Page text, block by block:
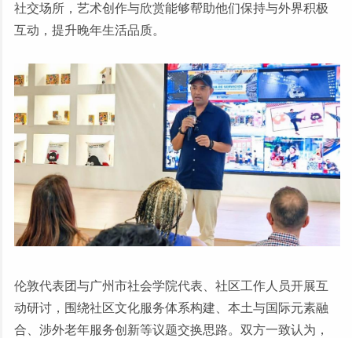
社交场所，艺术创作与欣赏能够帮助他们保持与外界积极
互动，提升晚年生活品质。
伦敦代表团与广州市社会学院代表、社区工作人员开展互
动研讨，围绕社区文化服务体系构建、本土与国际元素融
合、涉外老年服务创新等议题交换思路。双方一致认为，